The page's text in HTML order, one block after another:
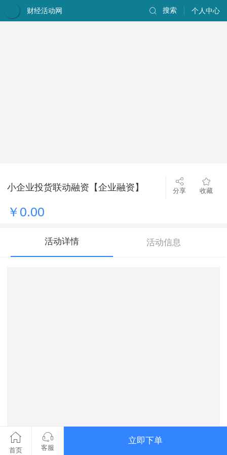
财经活动网 个人中心
搜索
小企业投货联动融资【企业融资】 分享 收藏
￥0.00
活动详情 活动信息
首页 客服
立即下单